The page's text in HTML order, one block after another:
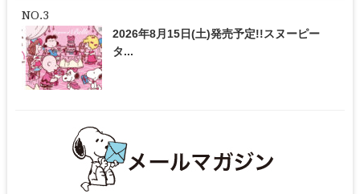
2026年8月15日(土)発売予定!!スヌーピー
タ...